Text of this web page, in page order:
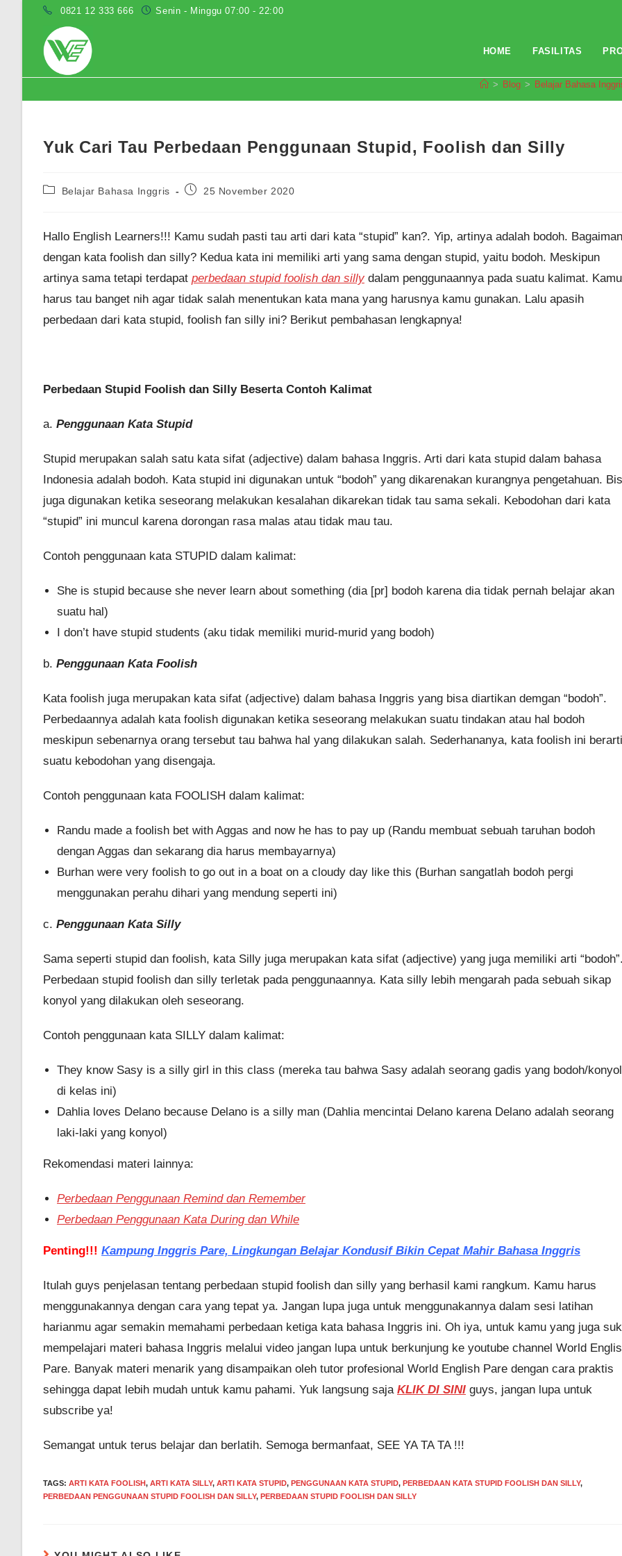
0821 12 333 666 Senin - Minggu 07:00 - 22:00
HOME FASILITAS
> Blog > Belajar Bahasa
Yuk Cari Tau Perbedaan Penggunaan Stupid, Foolish dan Silly
PostBelajar Bahasa Inggris
Post25 November 2020
Hallo English Learners!!! Kamu sudah pasti tau arti dari kata “stupid” kan?. Yip, artinya adalah bodoh.
dengan kata foolish dan silly? Kedua kata ini memiliki arti yang sama dengan stupid, yaitu bodoh. Meskipun
artinya sama tetapi terdapat perbedaan stupid foolish dan silly dalam penggunaannya pada suatu kalimat. Kamu
harus tau banget nih agar tidak salah menentukan kata mana yang harusnya kamu gunakan. Lalu apasih
perbedaan dari kata stupid, foolish fan silly ini? Berikut pembahasan lengkapnya!
Perbedaan Stupid Foolish dan Silly Beserta Contoh Kalimat
a. Penggunaan Kata Stupid
Stupid merupakan salah satu kata sifat (adjective) dalam bahasa Inggris. Arti dari kata stupid dalam bahasa
Indonesia adalah bodoh. Kata stupid ini digunakan untuk “bodoh” yang dikarenakan kurangnya pengetahuan.
juga digunakan ketika seseorang melakukan kesalahan dikarekan tidak tau sama sekali. Kebodohan dari kata
“stupid” ini muncul karena dorongan rasa malas atau tidak mau tau.
Contoh penggunaan kata STUPID dalam kalimat:
She is stupid because she never learn about something (dia [pr] bodoh karena dia tidak pernah belajar akan
suatu hal)
I don’t have stupid students (aku tidak memiliki murid-murid yang bodoh)
b. Penggunaan Kata Foolish
Kata foolish juga merupakan kata sifat (adjective) dalam bahasa Inggris yang bisa diartikan demgan “bodoh”.
Perbedaannya adalah kata foolish digunakan ketika seseorang melakukan suatu tindakan atau hal bodoh
meskipun sebenarnya orang tersebut tau bahwa hal yang dilakukan salah. Sederhananya, kata foolish ini berarti
suatu kebodohan yang disengaja.
Contoh penggunaan kata FOOLISH dalam kalimat:
Randu made a foolish bet with Aggas and now he has to pay up (Randu membuat sebuah taruhan bodoh
dengan Aggas dan sekarang dia harus membayarnya)
Burhan were very foolish to go out in a boat on a cloudy day like this (Burhan sangatlah bodoh pergi
menggunakan perahu dihari yang mendung seperti ini)
c. Penggunaan Kata Silly
Sama seperti stupid dan foolish, kata Silly juga merupakan kata sifat (adjective) yang juga memiliki arti
Perbedaan stupid foolish dan silly terletak pada penggunaannya. Kata silly lebih mengarah pada sebuah sikap
konyol yang dilakukan oleh seseorang.
Contoh penggunaan kata SILLY dalam kalimat:
They know Sasy is a silly girl in this class (mereka tau bahwa Sasy adalah seorang gadis yang bodoh/konyol
di kelas ini)
Dahlia loves Delano because Delano is a silly man (Dahlia mencintai Delano karena Delano adalah seorang
laki-laki yang konyol)
Rekomendasi materi lainnya:
Perbedaan Penggunaan Remind dan Remember
Perbedaan Penggunaan Kata During dan While
Penting!!! Kampung Inggris Pare, Lingkungan Belajar Kondusif Bikin Cepat Mahir Bahasa Inggris
Itulah guys penjelasan tentang perbedaan stupid foolish dan silly yang berhasil kami rangkum. Kamu harus
menggunakannya dengan cara yang tepat ya. Jangan lupa juga untuk menggunakannya dalam sesi latihan
harianmu agar semakin memahami perbedaan ketiga kata bahasa Inggris ini. Oh iya, untuk kamu yang juga
mempelajari materi bahasa Inggris melalui video jangan lupa untuk berkunjung ke youtube channel World
Pare. Banyak materi menarik yang disampaikan oleh tutor profesional World English Pare dengan cara praktis
sehingga dapat lebih mudah untuk kamu pahami. Yuk langsung saja KLIK DI SINI guys, jangan lupa untuk
subscribe ya!
Semangat untuk terus belajar dan berlatih. Semoga bermanfaat, SEE YA TA TA !!!
TAGS: ARTI KATA FOOLISH, ARTI KATA SILLY, ARTI KATA STUPID, PENGGUNAAN KATA STUPID, PERBEDAAN KATA STUPID FOOLISH DAN SILLY,
PERBEDAAN PENGGUNAAN STUPID FOOLISH DAN SILLY, PERBEDAAN STUPID FOOLISH DAN SILLY